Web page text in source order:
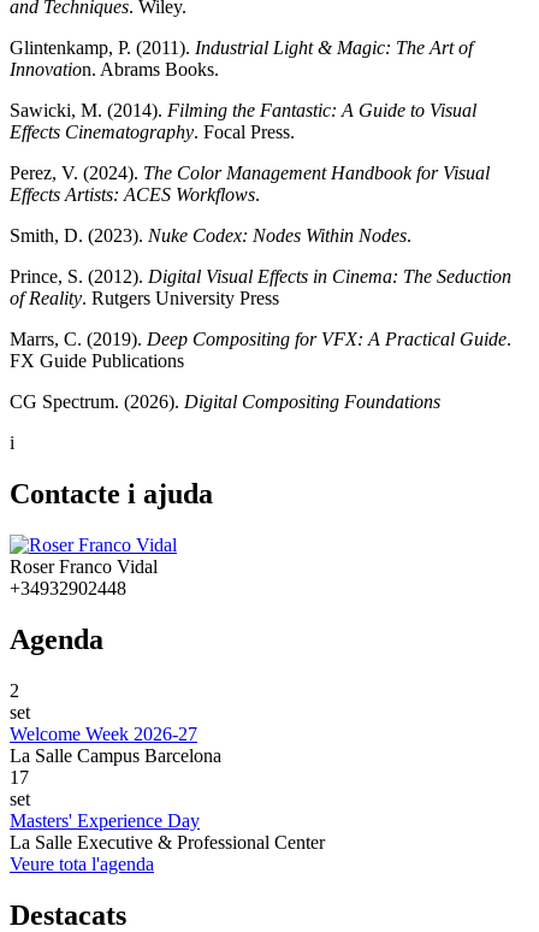
and Techniques. Wiley.
Glintenkamp, P. (2011). Industrial Light & Magic: The Art of
Innovation. Abrams Books.
Sawicki, M. (2014). Filming the Fantastic: A Guide to Visual
Effects Cinematography. Focal Press.
Perez, V. (2024). The Color Management Handbook for Visual
Effects Artists: ACES Workflows.
Smith, D. (2023). Nuke Codex: Nodes Within Nodes.
Prince, S. (2012). Digital Visual Effects in Cinema: The Seduction
of Reality. Rutgers University Press
Marrs, C. (2019). Deep Compositing for VFX: A Practical Guide.
FX Guide Publications
CG Spectrum. (2026). Digital Compositing Foundations
i
Contacte i ajuda
Roser Franco Vidal
+34932902448
Agenda
2
set
Welcome Week 2026-27
La Salle Campus Barcelona
17
set
Masters' Experience Day
La Salle Executive & Professional Center
Veure tota l'agenda
Destacats